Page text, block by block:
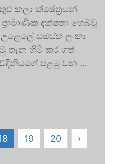
කලා ක්ෂේත්‍රයන්
දක්ෂතා හෙබවූ
උළෙලේ සමස්ත ලංකා
තැන හිමි කර ගත්
පළමු වන …
19 20
›